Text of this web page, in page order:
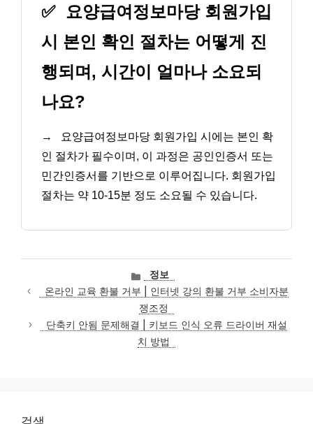
✅ 요양급여정보마당 회원가입
시 본인 확인 절차는 어떻게 진
행되며, 시간이 얼마나 소요되
나요?
→
요양급여정보마당 회원가입 시에는 본인 확
인 절차가 필수이며, 이 과정은 공인인증서 또는
민간인증서를 기반으로 이루어집니다. 회원가입
절차는 약 10-15분 정도 소요될 수 있습니다.
카
테
고
리
정보
온라인 교육 환불 거부 | 인터넷 강의 환불 거부 소비자분
쟁조정
단축키 안됨 문제해결 | 키보드 인식 오류 드라이버 재설
치 방법
검색